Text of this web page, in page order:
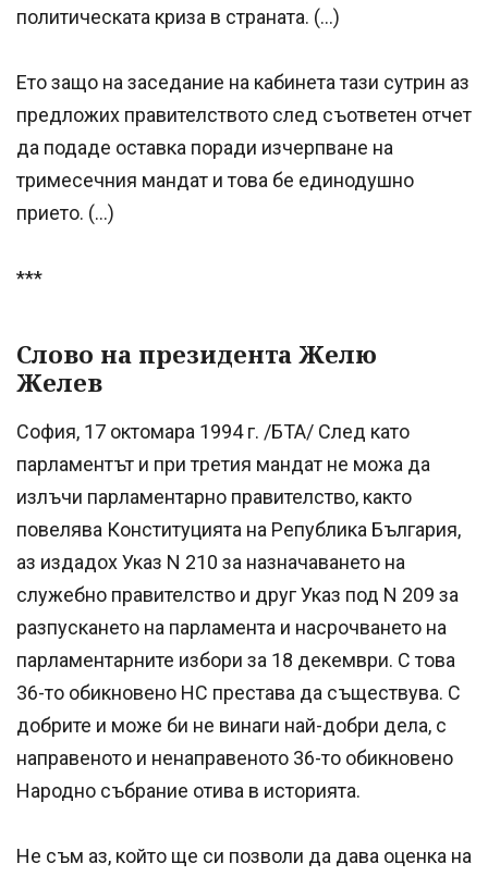
политическата криза в страната. (…)
Ето защо на заседание на кабинета тази сутрин аз
предложих правителството след съответен отчет
да подаде оставка поради изчерпване на
тримесечния мандат и това бе единодушно
прието. (…)
***
Слово на президента Желю
Желев
София, 17 октомара 1994 г. /БТА/ След като
парламентът и при третия мандат не можа да
излъчи парламентарно правителство, както
повелява Конституцията на Република България,
аз издадох Указ N 210 за назначаването на
служебно правителство и друг Указ под N 209 за
разпускането на парламента и насрочването на
парламентарните избори за 18 декември. С това
36-то обикновено НС престава да съществува. С
добрите и може би не винаги най-добри дела, с
направеното и ненаправеното 36-то обикновено
Народно събрание отива в историята.
Не съм аз, който ще си позволи да дава оценка на